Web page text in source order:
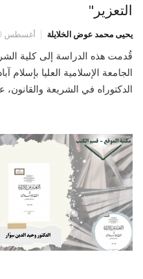
التعزير"
يحيى محمد عوض الخلايلة أغسطس 30, 2024
قُدمت هذه الدراسة إلى كلية
الجامعة الإسلامية العليا
الدكتوراه في الشريعة والقانون، عام 2001م/ 2002م، تحت